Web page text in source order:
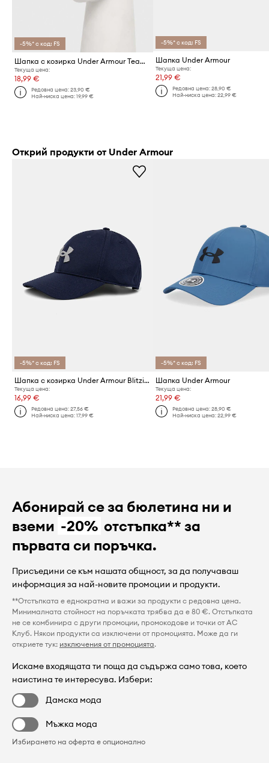
-5%* с код: FS
Шапка с козирка Under Armour Team Blitzing
Текуща цена:
18,99 €
Редовна цена:23,90 €
Най-ниска цена:19,99 €
-5%* с код: FS
Шапка Under Armour
Текуща цена:
21,99 €
Редовна цена: 28,90 €
Най-ниска цена: 22,99 €
Открий продукти от Under Armour
-5%* с код: FS
Шапка с козирка Under Armour Blitzing
Текуща цена:
16,99 €
Редовна цена:27,56 €
Най-ниска цена:17,99 €
-5%* с код: FS
Шапка Under Armour
Текуща цена:
21,99 €
Редовна цена: 28,90 €
Най-ниска цена: 22,99 €
Абонирай се за бюлетина ни и
вземи -20% отстъпка** за
първата си поръчка.
Присъедини се към нашата общност, за да получаваш
информация за най-новите промоции и продукти.
**Отстъпката е еднократна и важи за продукти с редовна цена.
Минималната стойност на поръчката трябва да е 80 €. Отстъпката
не се комбинира с други промоции, промокодове и точки от AC
Клуб. Някои продукти са изключени от промоцията. Може да ги
откриете тук: изключения от промоцията.
Искаме входящата ти поща да съдържа само това, което
наистина те интересува. Избери:
Дамска мода
Мъжка мода
Избирането на оферта е опционално